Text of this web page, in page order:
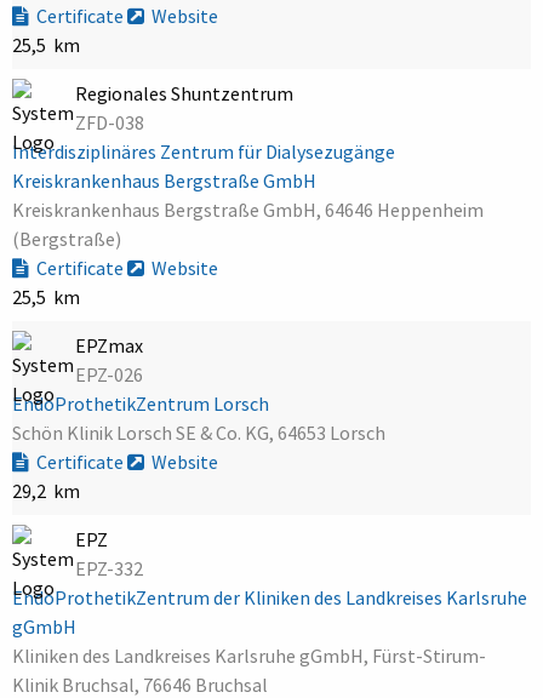
Certificate
Website
25,5 km
Regionales Shuntzentrum
ZFD-038
Interdisziplinäres Zentrum für Dialysezugänge
Kreiskrankenhaus Bergstraße GmbH
Kreiskrankenhaus Bergstraße GmbH, 64646 Heppenheim
(Bergstraße)
Certificate
Website
25,5 km
EPZmax
EPZ-026
EndoProthetikZentrum Lorsch
Schön Klinik Lorsch SE & Co. KG, 64653 Lorsch
Certificate
Website
29,2 km
EPZ
EPZ-332
EndoProthetikZentrum der Kliniken des Landkreises Karlsruhe
gGmbH
Kliniken des Landkreises Karlsruhe gGmbH, Fürst-Stirum-
Klinik Bruchsal, 76646 Bruchsal